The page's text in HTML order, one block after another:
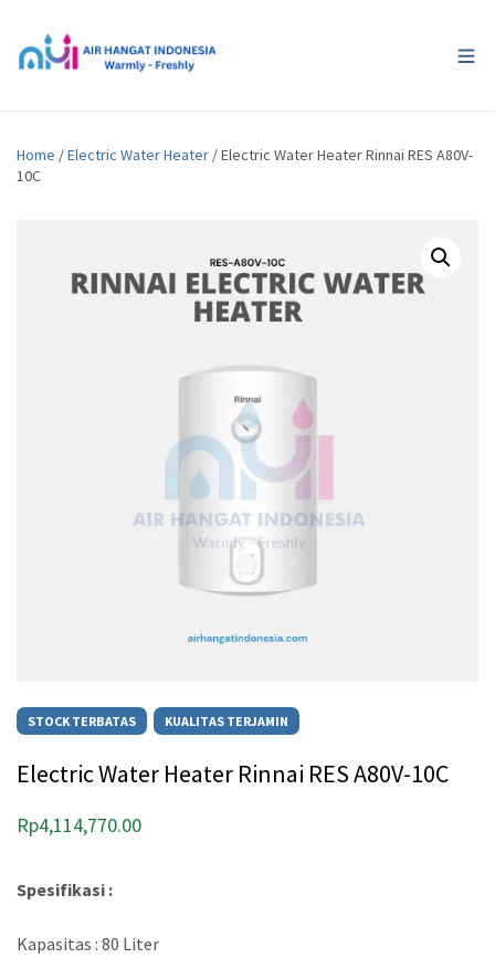
Home /Electric Water Heater / Electric Water Heater Rinnai RES A80V-
10C
STOCK TERBATAS KUALITAS TERJAMIN
Electric Water Heater Rinnai RES A80V-10C
Rp4,114,770.00
Spesifikasi :
Kapasitas : 80 Liter